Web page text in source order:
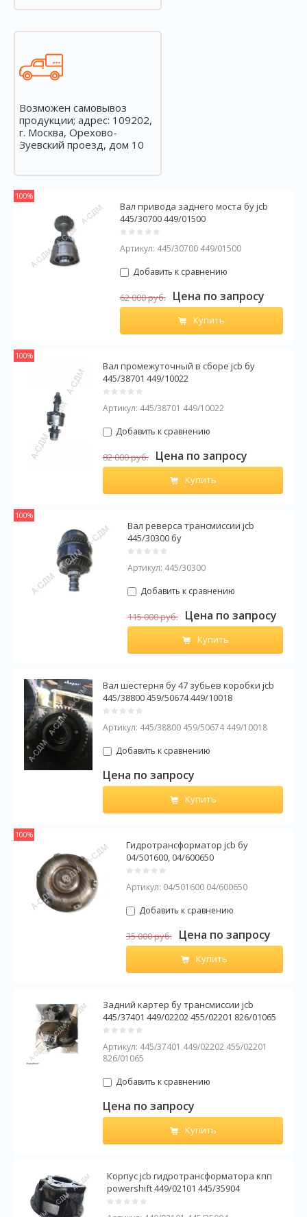
Возможен самовывоз
продукции; адрес: 109202,
г. Москва, Орехово-
Зуевский проезд, дом 10
100%
Вал привода заднего моста бу jcb
445/30700 449/01500
Артикул: 445/30700 449/01500
Добавить к сравнению
62 000руб. Цена по запросу
Купить
100%
Вал промежуточный в сборе jcb бу
445/38701 449/10022
Артикул: 445/38701 449/10022
Добавить к сравнению
82 000руб. Цена по запросу
Купить
100%
Вал реверса трансмиссии jcb
445/30300 бу
Артикул: 445/30300
Добавить к сравнению
115 000руб. Цена по запросу
Купить
Вал шестерня бу 47 зубьев коробки jcb
445/38800 459/50674 449/10018
Артикул: 445/38800 459/50674 449/10018
Добавить к сравнению
Цена по запросу
Купить
100%
Гидротрансформатор jcb бу
04/501600, 04/600650
Артикул: 04/501600 04/600650
Добавить к сравнению
35 000руб. Цена по запросу
Купить
Задний картер бу трансмиссии jcb
445/37401 449/02202 455/02201 826/01065
Артикул: 445/37401 449/02202 455/02201
826/01065
Добавить к сравнению
Цена по запросу
Купить
Корпус jcb гидротрансформатора кпп
powershift 449/02101 445/35904